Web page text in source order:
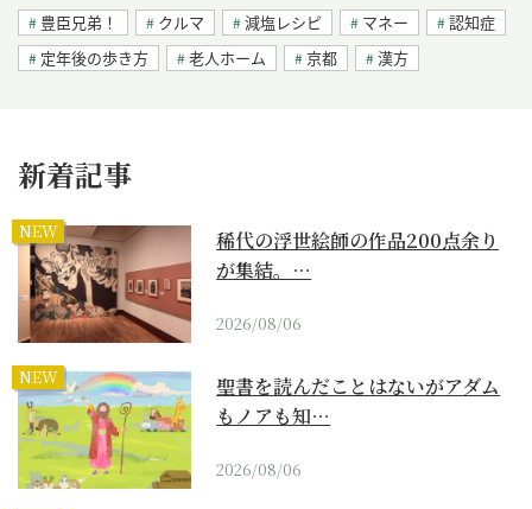
豊臣兄弟！ クルマ 減塩レシピ マネー
認知症
定年後の歩き方
老人ホーム 京都 漢方
新着記事
NEW
稀代の浮世絵師の作品200点余り
が集結。…
2026/08/06
NEW
聖書を読んだことはないがアダム
もノアも知…
2026/08/06